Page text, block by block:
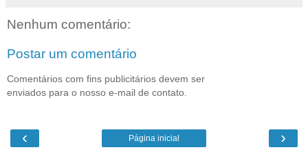
Nenhum comentário:
Postar um comentário
Comentários com fins publicitários devem ser
enviados para o nosso e-mail de contato.
‹ ›
Página inicial